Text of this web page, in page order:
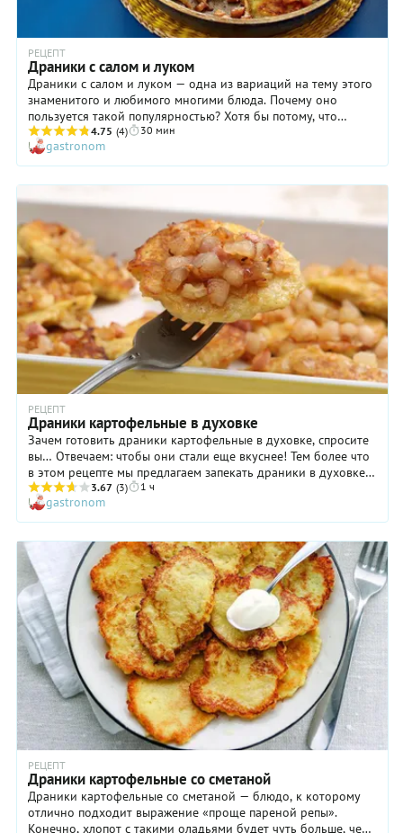
РЕЦЕПТ
Драники с салом и луком
Драники с салом и луком — одна из вариаций на тему этого
знаменитого и любимого многими блюда. Почему оно
пользуется такой популярностью? Хотя бы потому, что
готовятся драники невероятно легко и быстро! Честно
говоря, испортить их довольно сложно, а вот сделать
вкуснее — вполне возможно. Именно для этого мы
предлагаем обжарить репчатый лук с салом, а затем
прогреть драники вместе с приготовленной «приправой».
Получится просто восхитительно! Главное — помнить, что
драники с салом и луком необходимо подавать «с пылу с
жару», дополнив сметаной или вашим любимым соусом.
4.75 (4) 30 мин
gastronom
РЕЦЕПТ
Драники картофельные в духовке
Зачем готовить драники картофельные в духовке, спросите
вы… Отвечаем: чтобы они стали еще вкуснее! Тем более что
в этом рецепте мы предлагаем запекать драники в духовке в
сочетании с луком, предварительно обжаренным с салом.
Сам же процесс их приготовления тоже немного отличается
от традиционного: в картофельную массу добавляется
простокваша или кефир. А если вы хотите сделать вкус
изделий еще более выразительным, замените пшеничную
муку ржаной! Получится необычно, но очень вкусно. И
помните, что драники картофельные необходимо есть
исключительно горячими, поэтому сразу после духовки
разложите их по тарелкам и подавайте немедленно!
3.67 (3) 1 ч
gastronom
РЕЦЕПТ
Драники картофельные со сметаной
Драники картофельные со сметаной — блюдо, к которому
отлично подходит выражение «проще пареной репы».
Конечно, хлопот с такими оладьями будет чуть больше, чем